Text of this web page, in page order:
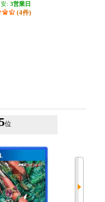
: 3営業日
(4件)
位